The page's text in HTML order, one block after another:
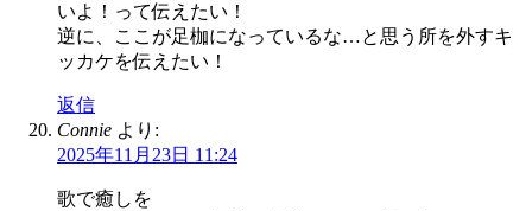
いよ！って伝えたい！
逆に、ここが足枷になっているな…と思う所を外すキ
ッカケを伝えたい！
返信
Connie より:
2025年11月23日 11:24
歌で癒しを